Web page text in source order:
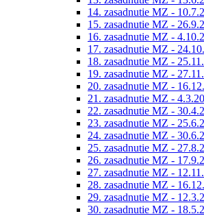
14. zasadnutie MZ -
15. zasadnutie MZ -
16. zasadnutie MZ -
17. zasadnutie MZ -
18. zasadnutie MZ -
19. zasadnutie MZ -
20. zasadnutie MZ -
21. zasadnutie MZ -
22. zasadnutie MZ -
23. zasadnutie MZ -
24. zasadnutie MZ -
25. zasadnutie MZ -
26. zasadnutie MZ -
27. zasadnutie MZ -
28. zasadnutie MZ -
29. zasadnutie MZ -
30. zasadnutie MZ -